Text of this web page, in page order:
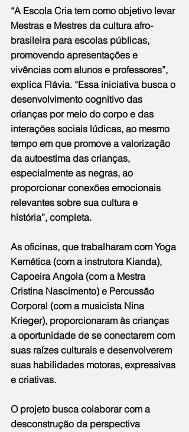
“A Escola Cria tem como objetivo levar
Mestras e Mestres da cultura afro-
brasileira para escolas públicas,
promovendo apresentações e
vivências com alunos e professores”,
explica Flávia. “Essa iniciativa busca o
desenvolvimento cognitivo das
crianças por meio do corpo e das
interações sociais lúdicas, ao mesmo
tempo em que promove a valorização
da autoestima das crianças,
especialmente as negras, ao
proporcionar conexões emocionais
relevantes sobre sua cultura e
história”, completa.
As oficinas, que trabalharam com Yoga
Kemética (com a instrutora Kianda),
Capoeira Angola (com a Mestra
Cristina Nascimento) e Percussão
Corporal (com a musicista Nina
Krieger), proporcionaram às crianças
a oportunidade de se conectarem com
suas raízes culturais e desenvolverem
suas habilidades motoras, expressivas
e criativas.
O projeto busca colaborar com a
desconstrução da perspectiva